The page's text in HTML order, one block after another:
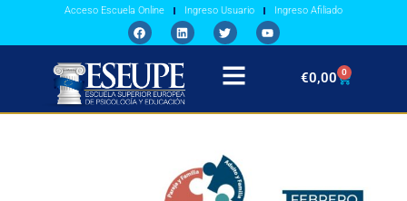
Acceso Escuela Online Ingreso Usuario Ingreso Afiliado
€0,00 0